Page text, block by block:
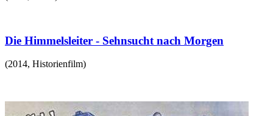
Die Himmelsleiter - Sehnsucht nach Morgen
(2014, Historienfilm)